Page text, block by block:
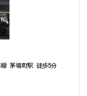
茅場町駅 徒歩5分